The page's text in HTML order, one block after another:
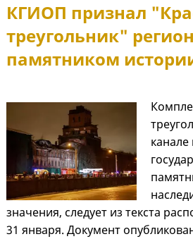
КГИОП признал
треугольник"
памятником
значения, следует из текста
31 января. Документ